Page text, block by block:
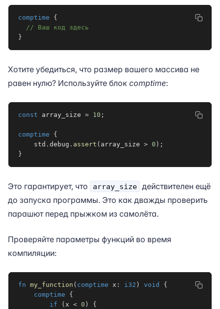
comptime
{
// Ваш код здесь
}
Хотите убедиться, что размер вашего массива не
равен нулю? Используйте блок comptime:
const array_size = 10 ;
comptime
{
    std
. debug . assert ( array_size > 0 ) ;
}
Это гарантирует, что array_size действителен ещё
до запуска программы. Это как дважды проверить
парашют перед прыжком из самолёта.
Проверяйте параметры функций во время
компиляции:
fn my_function ( comptime x : i32 ) void
{
comptime
{
if
( x < 0 )
{